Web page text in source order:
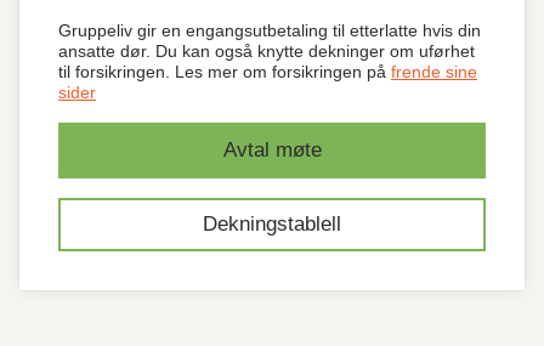
Gruppeliv gir en engangsutbetaling til etterlatte hvis din
ansatte dør. Du kan også knytte dekninger om uførhet
til forsikringen. Les mer om forsikringen på frende sine
sider
Avtal møte
Dekningstablell